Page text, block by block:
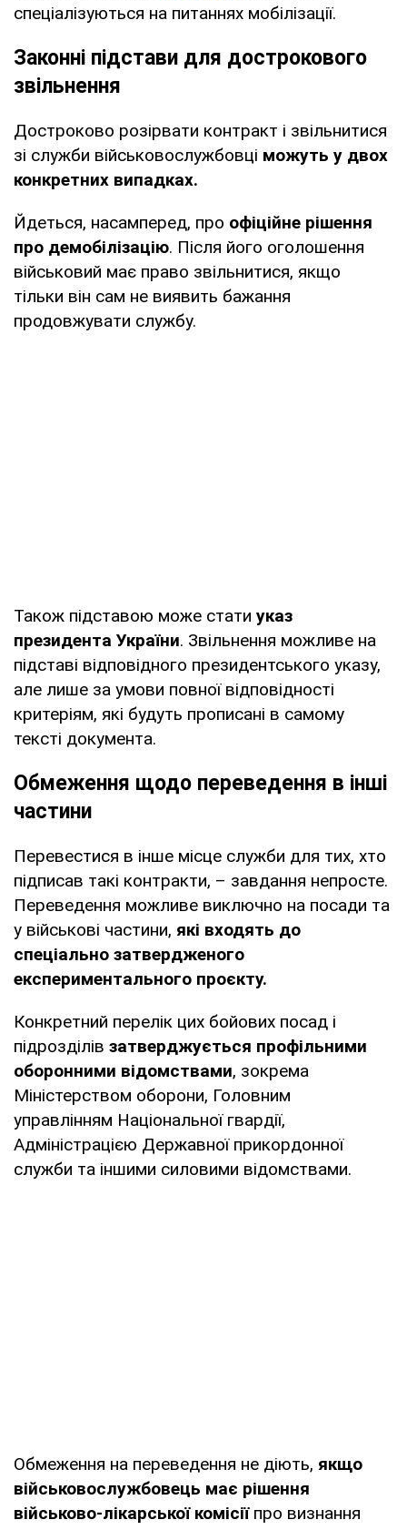
спеціалізуються на питаннях мобілізації.
Законні підстави для дострокового
звільнення
Достроково розірвати контракт і звільнитися
зі служби військовослужбовці можуть у двох
конкретних випадках.
Йдеться, насамперед, про офіційне рішення
про демобілізацію. Після його оголошення
військовий має право звільнитися, якщо
тільки він сам не виявить бажання
продовжувати службу.
Також підставою може стати указ
президента України. Звільнення можливе на
підставі відповідного президентського указу,
але лише за умови повної відповідності
критеріям, які будуть прописані в самому
тексті документа.
Обмеження щодо переведення в інші
частини
Перевестися в інше місце служби для тих, хто
підписав такі контракти, – завдання непросте.
Переведення можливе виключно на посади та
у військові частини, які входять до
спеціально затвердженого
експериментального проєкту.
Конкретний перелік цих бойових посад і
підрозділів затверджується профільними
оборонними відомствами, зокрема
Міністерством оборони, Головним
управлінням Національної гвардії,
Адміністрацією Державної прикордонної
служби та іншими силовими відомствами.
Обмеження на переведення не діють, якщо
військовослужбовець має рішення
військово-лікарської комісіїпро визнання